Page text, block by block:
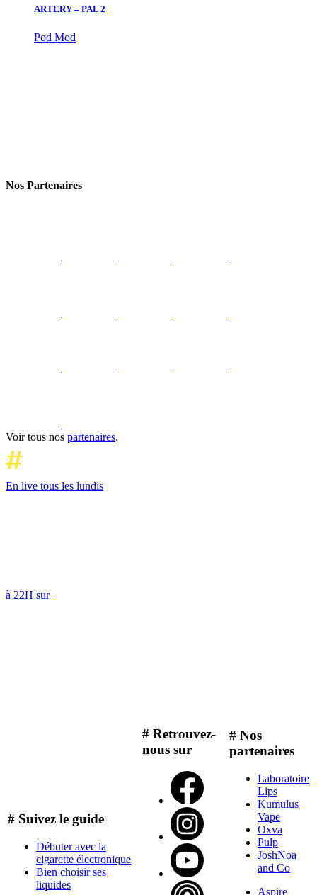
ARTERY – PAL 2
Pod Mod
Nos Partenaires
Voir tous nos partenaires.
En live tous les lundis
à 22H sur
# Suivez le guide
Débuter avec la
cigarette électronique
Bien choisir ses
liquides
# Retrouvez-
nous sur
# Nos
partenaires
Laboratoire
Lips
Kumulus
Vape
Oxva
Pulp
JoshNoa
and Co
Aspire